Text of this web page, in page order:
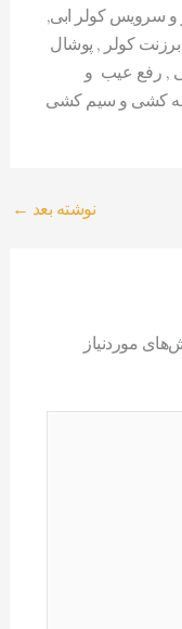
و سرویس کولر ابی,
کولر , پوشال
, رفع عیب و
کشی و سیم کشی
نوشته بعد ←
موردنیاز